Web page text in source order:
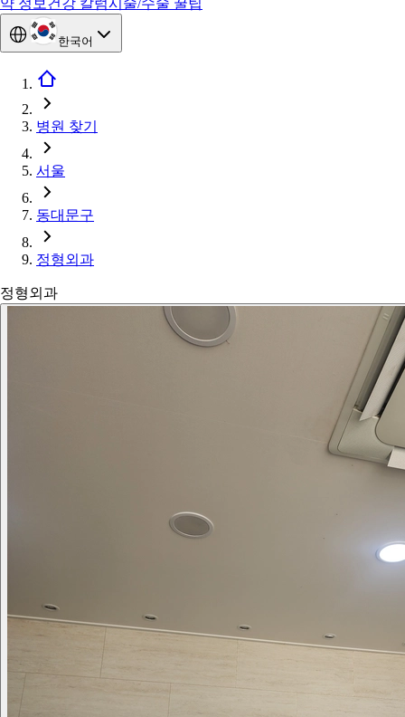
약 정보 건강 칼럼시술/수술 꿀팁
한국어
병원 찾기
서울
동대문구
정형외과
정형외과